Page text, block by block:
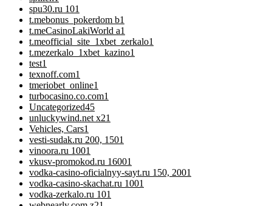
spu30.ru 101
t.mebonus_pokerdom b1
t.meCasinoLakiWorld a1
t.meofficial_site_1xbet_zerkalo1
t.mezerkalo_1xbet_kazino1
test1
texnoff.com1
tmeriobet_online1
turbocasino.co.com1
Uncategorized45
unluckywind.net x21
Vehicles, Cars1
vesti-sudak.ru 200, 1501
vinoora.ru 1001
vkusv-promokod.ru 16001
vodka-casino-oficialnyy-sayt.ru 150, 2001
vodka-casino-skachat.ru 1001
vodka-zerkalo.ru 101